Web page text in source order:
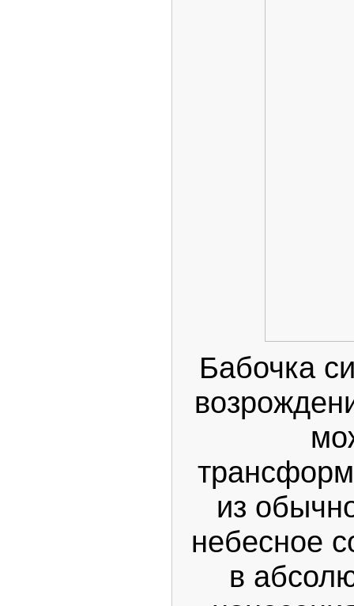
Бабочка
из
небесное
в